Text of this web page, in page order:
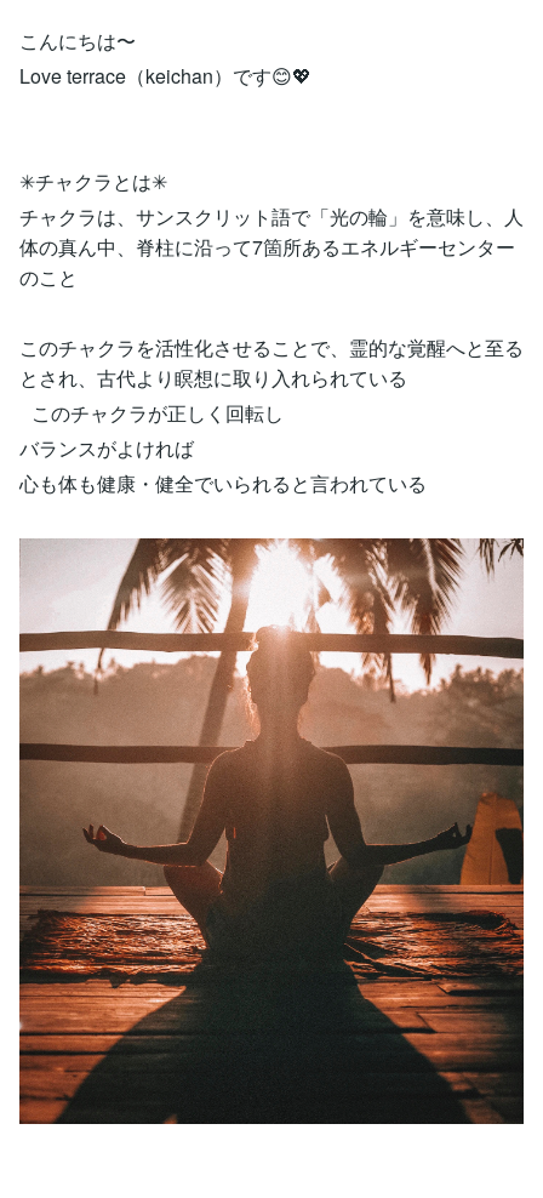
こんにちは〜
Love terrace（keichan）です😊💖
✳︎チャクラとは✳︎
チャクラは、サンスクリット語で「光の輪」を意味し、人
体の真ん中、脊柱に沿って7箇所あるエネルギーセンター
のこと
このチャクラを活性化させることで、霊的な覚醒へと至る
とされ、古代より瞑想に取り入れられている
このチャクラが正しく回転し
バランスがよければ
心も体も健康・健全でいられると言われている